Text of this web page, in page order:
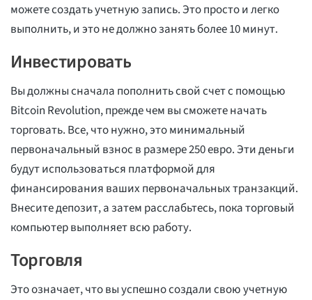
можете создать учетную запись. Это просто и легко
выполнить, и это не должно занять более 10 минут.
Инвестировать
Вы должны сначала пополнить свой счет с помощью
Bitcoin Revolution, прежде чем вы сможете начать
торговать. Все, что нужно, это минимальный
первоначальный взнос в размере 250 евро. Эти деньги
будут использоваться платформой для
финансирования ваших первоначальных транзакций.
Внесите депозит, а затем расслабьтесь, пока торговый
компьютер выполняет всю работу.
Торговля
Это означает, что вы успешно создали свою учетную